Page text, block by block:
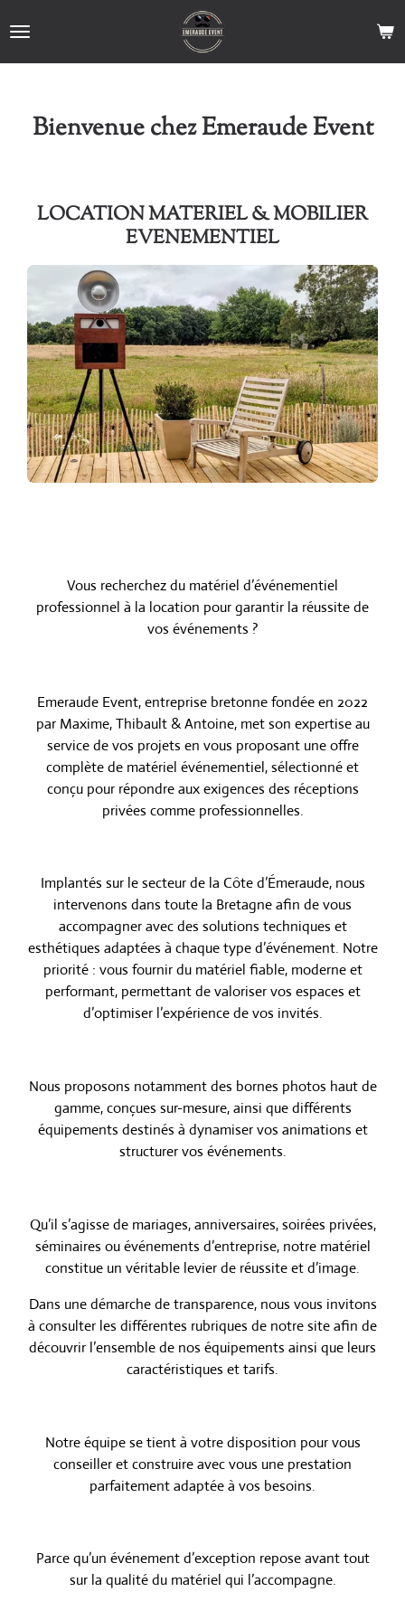
au
contenu
Bienvenue chez Emeraude Event
LOCATION MATERIEL & MOBILIER
EVENEMENTIEL
Vous recherchez du matériel d’événementiel
professionnel à la location pour garantir la réussite de
vos événements ?
Emeraude Event, entreprise bretonne fondée en 2022
par Maxime, Thibault & Antoine, met son expertise au
service de vos projets en vous proposant une offre
complète de matériel événementiel, sélectionné et
conçu pour répondre aux exigences des réceptions
privées comme professionnelles.
Implantés sur le secteur de la Côte d’Émeraude, nous
intervenons dans toute la Bretagne afin de vous
accompagner avec des solutions techniques et
esthétiques adaptées à chaque type d’événement. Notre
priorité : vous fournir du matériel fiable, moderne et
performant, permettant de valoriser vos espaces et
d’optimiser l’expérience de vos invités.
Nous proposons notamment des bornes photos haut de
gamme, conçues sur-mesure, ainsi que différents
équipements destinés à dynamiser vos animations et
structurer vos événements.
Qu’il s’agisse de mariages, anniversaires, soirées privées,
séminaires ou événements d’entreprise, notre matériel
constitue un véritable levier de réussite et d’image.
Dans une démarche de transparence, nous vous invitons
à consulter les différentes rubriques de notre site afin de
découvrir l’ensemble de nos équipements ainsi que leurs
caractéristiques et tarifs.
Notre équipe se tient à votre disposition pour vous
conseiller et construire avec vous une prestation
parfaitement adaptée à vos besoins.
Parce qu’un événement d’exception repose avant tout
sur la qualité du matériel qui l’accompagne.